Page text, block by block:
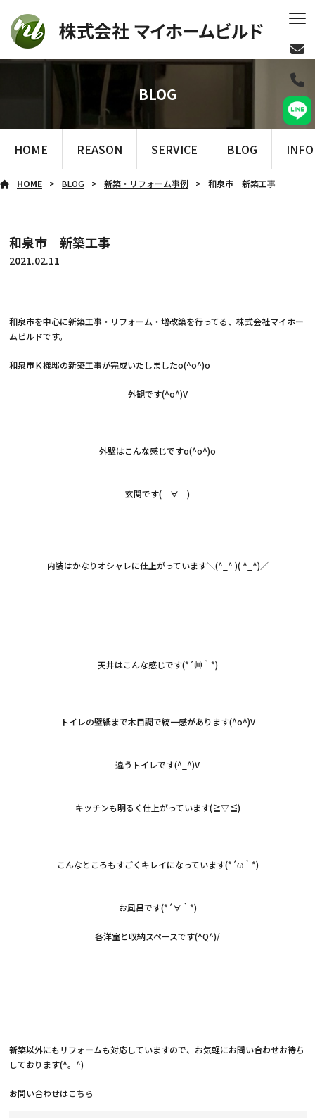
BLOG
HOME REASON SERVICE BLOG
HOME BLOG 新築・リフォーム事例 和泉市 新築工事
和泉市 新築工事
2021.02.11
和泉市を中心に新築工事・リフォーム・増改築を行ってる、株式会社マイホー
ムビルドです。
和泉市Ｋ様邸の新築工事が完成いたしましたo(^o^)o
外観です(^o^)V
外壁はこんな感じですo(^o^)o
玄関です(￣∀￣)
内装はかなりオシャレに仕上がっています＼(^_^ )( ^_^)／
天井はこんな感じです(*´艸｀*)
トイレの壁紙まで木目調で統一感があります(^o^)V
違うトイレです(^_^)V
キッチンも明るく仕上がっています(≧▽≦)
こんなところもすごくキレイになっています(*´ω｀*)
お風呂です(*´∀｀*)
各洋室と収納スペースです(^Q^)/
新築以外にもリフォームも対応していますので、お気軽にお問い合わせお待ち
しております(^。^)
お問い合わせはこちら